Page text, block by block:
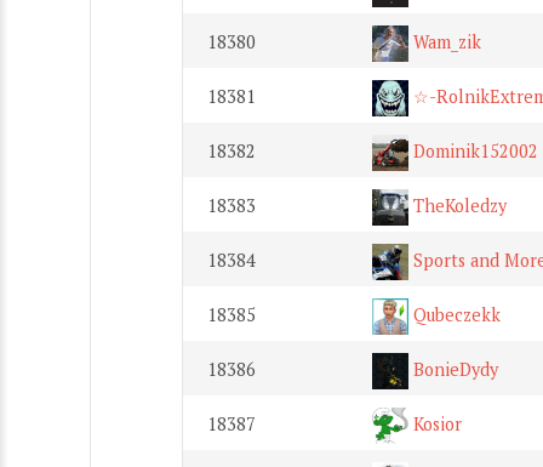
18380 Wam_zik
18381 ☆-
18382 Dominik152002
18383 TheKoledzy
18384 Sports and
18385 Qubeczekk
18386 BonieDydy
18387 Kosior